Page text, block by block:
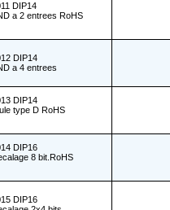
DIP14
a 2 entrees RoHS
DIP14
a 4 entrees
DIP14
type D RoHS
DIP16
8 bit.RoHS
DIP16